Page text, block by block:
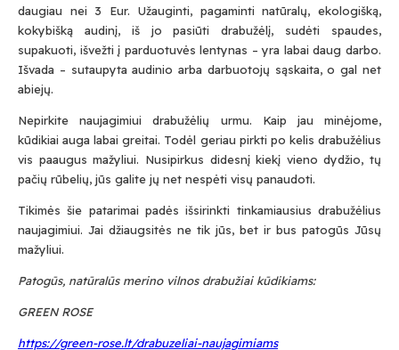
daugiau nei 3 Eur. Užauginti, pagaminti natūralų, ekologišką,
kokybišką audinį, iš jo pasiūti drabužėlį, sudėti spaudes,
supakuoti, išvežti į parduotuvės lentynas – yra labai daug darbo.
Išvada – sutaupyta audinio arba darbuotojų sąskaita, o gal net
abiejų.
Nepirkite naujagimiui drabužėlių urmu. Kaip jau minėjome,
kūdikiai auga labai greitai. Todėl geriau pirkti po kelis drabužėlius
vis paaugus mažyliui. Nusipirkus didesnį kiekį vieno dydžio, tų
pačių rūbelių, jūs galite jų net nespėti visų panaudoti.
Tikimės šie patarimai padės išsirinkti tinkamiausius drabužėlius
naujagimiui. Jai džiaugsitės ne tik jūs, bet ir bus patogūs Jūsų
mažyliui.
Patogūs, natūralūs merino vilnos drabužiai kūdikiams:
GREEN ROSE
https://green-rose.lt/drabuzeliai-naujagimiams